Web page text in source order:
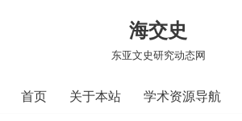
海交史
东亚文史研究动态网
首页 关于本站 学术资源导航